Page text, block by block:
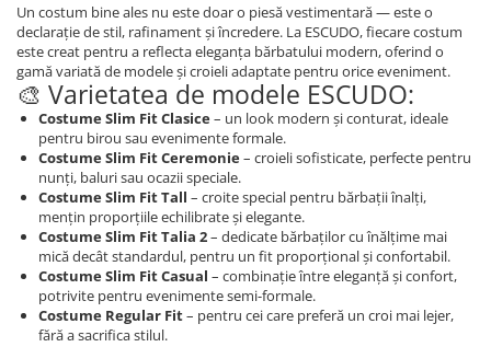
Un costum bine ales nu este doar o piesă vestimentară — este o
declarație de stil, rafinament și încredere. La ESCUDO, fiecare costum
este creat pentru a reflecta eleganța bărbatului modern, oferind o
gamă variată de modele și croieli adaptate pentru orice eveniment.
🎨 Varietatea de modele ESCUDO:
Costume Slim Fit Clasice– un look modern și conturat, ideale
pentru birou sau evenimente formale.
Costume Slim Fit Ceremonie– croieli sofisticate, perfecte pentru
nunți, baluri sau ocazii speciale.
Costume Slim Fit Tall – croite special pentru bărbații înalți,
mențin proporțiile echilibrate și elegante.
Costume Slim Fit Talia 2– dedicate bărbaților cu înălțime mai
mică decât standardul, pentru un fit proporțional și confortabil.
Costume Slim Fit Casual – combinație între eleganță și confort,
potrivite pentru evenimente semi-formale.
Costume Regular Fit– pentru cei care preferă un croi mai lejer,
fără a sacrifica stilul.